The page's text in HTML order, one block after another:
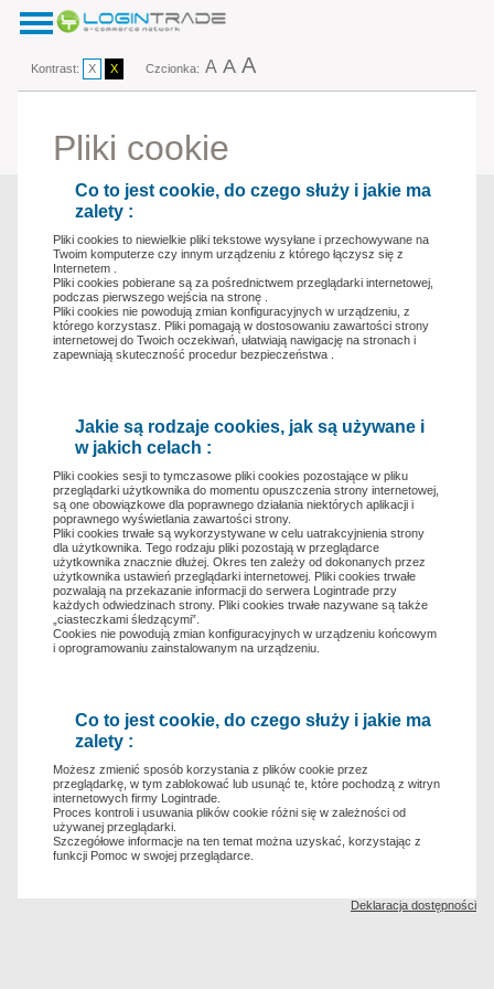
Kontrast: X X Czcionka: A A A
Pliki cookie
Co to jest cookie, do czego służy i jakie ma
zalety :
Pliki cookies to niewielkie pliki tekstowe wysyłane i przechowywane na
Twoim komputerze czy innym urządzeniu z którego łączysz się z
Internetem .
Pliki cookies pobierane są za pośrednictwem przeglądarki internetowej,
podczas pierwszego wejścia na stronę .
Pliki cookies nie powodują zmian konfiguracyjnych w urządzeniu, z
którego korzystasz. Pliki pomagają w dostosowaniu zawartości strony
internetowej do Twoich oczekiwań, ułatwiają nawigację na stronach i
zapewniają skuteczność procedur bezpieczeństwa .
Jakie są rodzaje cookies, jak są używane i
w jakich celach :
Pliki cookies sesji to tymczasowe pliki cookies pozostające w pliku
przeglądarki użytkownika do momentu opuszczenia strony internetowej,
są one obowiązkowe dla poprawnego działania niektórych aplikacji i
poprawnego wyświetlania zawartości strony.
Pliki cookies trwałe są wykorzystywane w celu uatrakcyjnienia strony
dla użytkownika. Tego rodzaju pliki pozostają w przeglądarce
użytkownika znacznie dłużej. Okres ten zależy od dokonanych przez
użytkownika ustawień przeglądarki internetowej. Pliki cookies trwałe
pozwalają na przekazanie informacji do serwera Logintrade przy
każdych odwiedzinach strony. Pliki cookies trwałe nazywane są także
„ciasteczkami śledzącymi”.
Cookies nie powodują zmian konfiguracyjnych w urządzeniu końcowym
i oprogramowaniu zainstalowanym na urządzeniu.
Co to jest cookie, do czego służy i jakie ma
zalety :
Możesz zmienić sposób korzystania z plików cookie przez
przeglądarkę, w tym zablokować lub usunąć te, które pochodzą z witryn
internetowych firmy Logintrade.
Proces kontroli i usuwania plików cookie różni się w zależności od
używanej przeglądarki.
Szczegółowe informacje na ten temat można uzyskać, korzystając z
funkcji Pomoc w swojej przeglądarce.
Deklaracja dostępności